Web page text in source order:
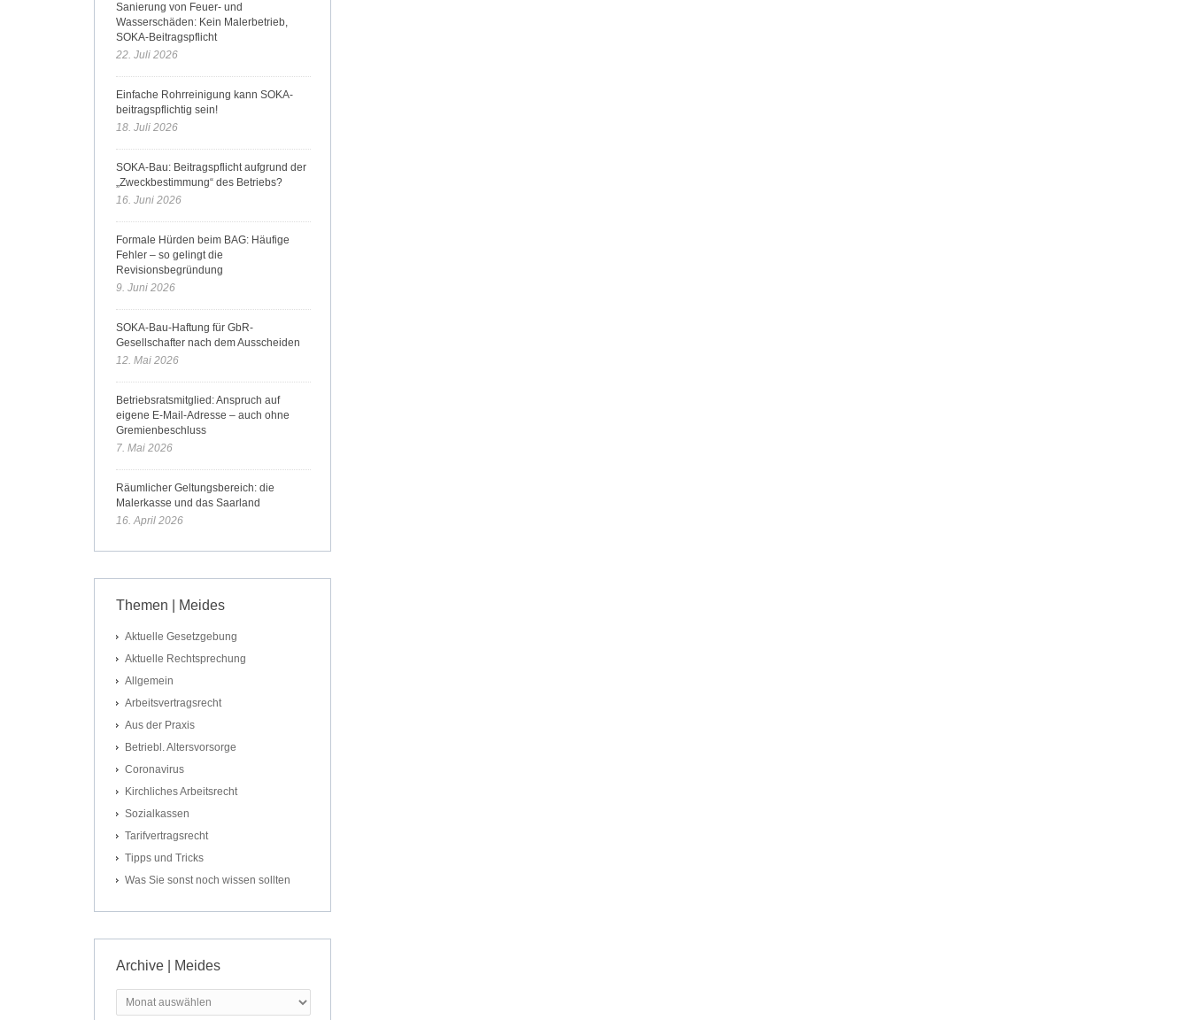
Sanierung von Feuer- und
Wasserschäden: Kein Malerbetrieb,
SOKA-Beitragspflicht
22. Juli 2026
Einfache Rohrreinigung kann SOKA-
beitragspflichtig sein!
18. Juli 2026
SOKA-Bau: Beitragspflicht aufgrund der
„Zweckbestimmung“ des Betriebs?
16. Juni 2026
Formale Hürden beim BAG: Häufige
Fehler – so gelingt die
Revisionsbegründung
9. Juni 2026
SOKA-Bau-Haftung für GbR-
Gesellschafter nach dem Ausscheiden
12. Mai 2026
Betriebsratsmitglied: Anspruch auf
eigene E-Mail-Adresse – auch ohne
Gremienbeschluss
7. Mai 2026
Räumlicher Geltungsbereich: die
Malerkasse und das Saarland
16. April 2026
Themen | Meides
Aktuelle Gesetzgebung
Aktuelle Rechtsprechung
Allgemein
Arbeitsvertragsrecht
Aus der Praxis
Betriebl. Altersvorsorge
Coronavirus
Kirchliches Arbeitsrecht
Sozialkassen
Tarifvertragsrecht
Tipps und Tricks
Was Sie sonst noch wissen sollten
Archive | Meides
Archive
|